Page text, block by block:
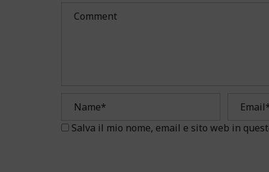
Salva il mio nome, email e sito web in